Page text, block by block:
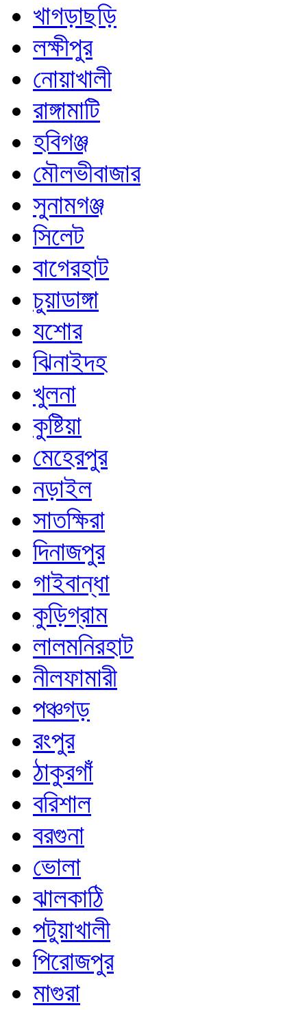
খাগড়াছড়ি
লক্ষীপুর
নোয়াখালী
রাঙ্গামাটি
হবিগঞ্জ
মৌলভীবাজার
সুনামগঞ্জ
সিলেট
বাগেরহাট
চুয়াডাঙ্গা
যশোর
ঝিনাইদহ
খুলনা
কুষ্টিয়া
মেহেরপুর
নড়াইল
সাতক্ষিরা
দিনাজপুর
গাইবান্ধা
কুড়িগ্রাম
লালমনিরহাট
নীলফামারী
পঞ্চগড়
রংপুর
ঠাকুরগাঁ
বরিশাল
বরগুনা
ভোলা
ঝালকাঠি
পটুয়াখালী
পিরোজপুর
মাগুরা